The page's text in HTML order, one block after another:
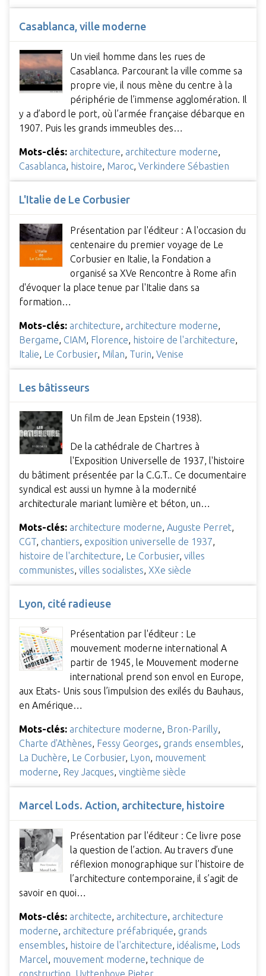
Casablanca, ville moderne
Un vieil homme dans les rues de
Casablanca. Parcourant la ville comme sa
propre vie, il nous mène du centre à la
périphérie de l’immense agglomération. Il
y a d’abord le port, où l’armée française débarque en
1907. Puis les grands immeubles des…
Mots-clés: architecture, architecture moderne,
Casablanca, histoire, Maroc, Verkindere Sébastien
L'Italie de Le Corbusier
Présentation par l'éditeur : A l'occasion du
centenaire du premier voyage de Le
Corbusier en Italie, la Fondation a
organisé sa XVe Rencontre à Rome afin
d'évoquer la place tenue par l'Italie dans sa
formation…
Mots-clés: architecture architecture moderne
Bergame CIAM Florence histoire de l'architecture
Italie Le Corbusier, Milan Turin Venise
Les bâtisseurs
Un film de Jean Epstein (1938).
De la cathédrale de Chartres à
l'Exposition Universelle de 1937, l'histoire
du bâtiment présentée par la C.G.T.. Ce documentaire
syndical est aussi un hymne à la modernité
architecturale mariant lumière et béton, un…
Mots-clés: architecture moderne, Auguste Perret,
CGT, chantiers, exposition universelle de 1937,
histoire de l'architecture, Le Corbusier, villes
communistes, villes socialistes, XXe siècle
Lyon, cité radieuse
Présentation par l'éditeur : Le
mouvement moderne international A
partir de 1945, le Mouvement moderne
international prend son envol en Europe,
aux Etats- Unis sous l’impulsion des exilés du Bauhaus,
en Amérique…
Mots-clés: architecture moderne, Bron-Parilly,
Charte d'Athènes, Fessy Georges, grands ensembles,
La Duchère, Le Corbusier, Lyon, mouvement
moderne, Rey Jacques, vingtième siècle
Marcel Lods. Action, architecture, histoire
Présentation par l'éditeur : Ce livre pose
la question de l’action. Au travers d’une
réflexion monographique sur l’histoire de
l’architecture contemporaine, il s’agit de
savoir en quoi…
Mots-clés: architecte, architecture, architecture
moderne, architecture préfabriquée, grands
ensembles, histoire de l'architecture, idéalisme,
Lods
Marcel, mouvement moderne, technique de
construction Uyttenhove Pieter